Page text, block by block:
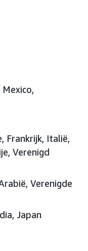
Mexico,
Frankrijk, Italië,
Verenigd
Verenigde
Japan